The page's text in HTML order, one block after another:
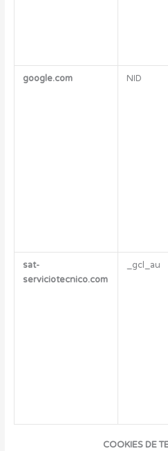
google.com NID
sat-
serviciotecnico.com
_gcl_au
COOKIES DE